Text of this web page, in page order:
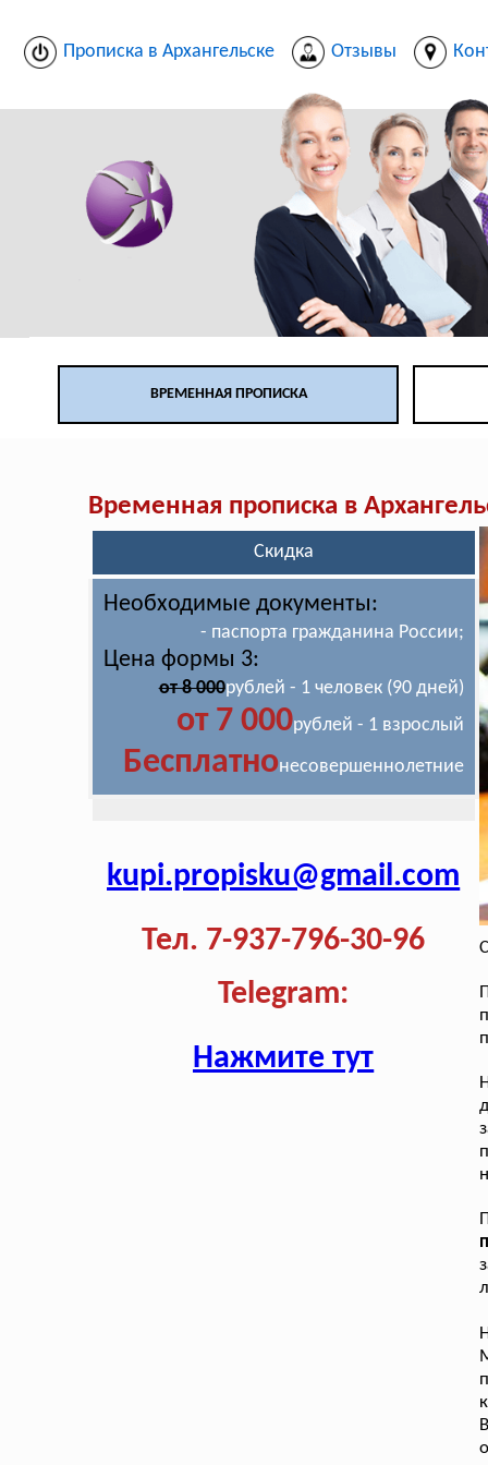
Прописка в Архангельске Отзывы
ВРЕМЕННАЯ ПРОПИСКА
Временная прописка в
Скидка
Необходимые документы:
- паспорта гражданина России;
Цена формы 3:
от 8 000рублей - 1 человек (90 дней)
от 7 000рублей - 1 взрослый
Бесплатнонесовершеннолетние
kupi.propisku@gmail.com
Тел. 7-937-796-30-96
Telegram:
Нажмите тут